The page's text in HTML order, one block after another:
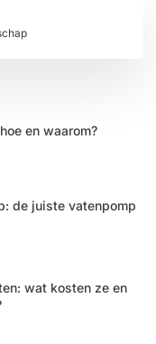
en waarom?
de juiste vatenpomp
wat kosten ze en